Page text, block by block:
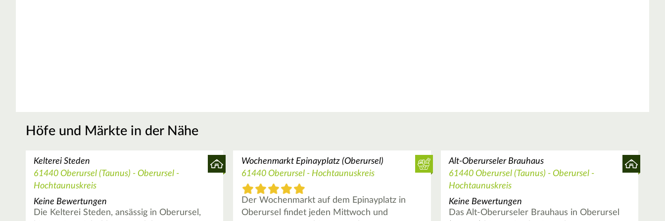
Höfe und Märkte in der Nähe
Kelterei Steden
61440 Oberursel (Taunus) - Oberursel -
Hochtaunuskreis
Keine Bewertungen
Die Kelterei Steden, ansässig in Oberursel,
Wochenmarkt Epinayplatz (Oberursel)
61440 Oberursel - Hochtaunuskreis
Der Wochenmarkt auf dem Epinayplatz in
Oberursel findet jeden Mittwoch und
Alt-Oberurseler Brauhaus
61440 Oberursel (Taunus) - Oberursel -
Hochtaunuskreis
Keine Bewertungen
Das Alt-Oberurseler Brauhaus in Oberursel